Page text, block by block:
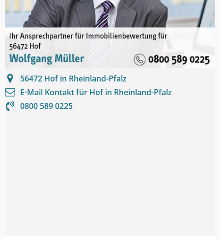
56472 Hof in Rheinland-Pfalz
E-Mail Kontakt für Hof in Rheinland-Pfalz
0800 589 0225